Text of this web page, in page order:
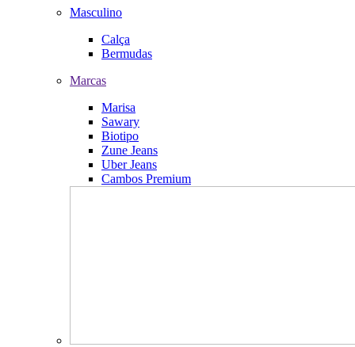
Masculino
Calça
Bermudas
Marcas
Marisa
Sawary
Biotipo
Zune Jeans
Uber Jeans
Cambos Premium